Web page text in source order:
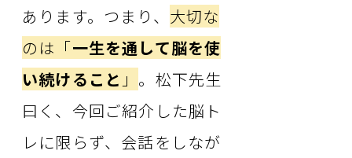
あります。つまり、 大切な
のは「一生を通して脳を使
い続けること 」 。松下先生
曰く、今回ご紹介した脳ト
レに限らず、会話をしなが